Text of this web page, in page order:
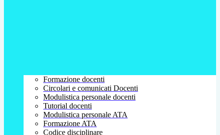
Formazione docenti
Circolari e comunicati Docenti
Modulistica personale docenti
Tutorial docenti
Modulistica personale ATA
Formazione ATA
Codice disciplinare